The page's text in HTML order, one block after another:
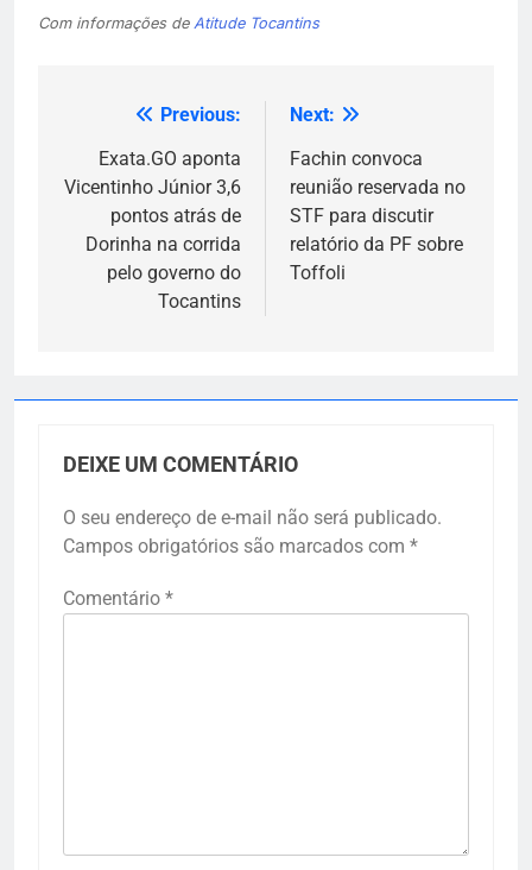
Com informações de Atitude Tocantins
Navegação
Post
Previous:
Exata.GO aponta
Vicentinho Júnior 3,6
pontos atrás de
Dorinha na corrida
pelo governo do
Tocantins
Next:
Fachin convoca
reunião reservada no
STF para discutir
relatório da PF sobre
Toffoli
DEIXE UM COMENTÁRIO
O seu endereço de e-mail não será publicado.
Campos obrigatórios são marcados com *
Comentário *